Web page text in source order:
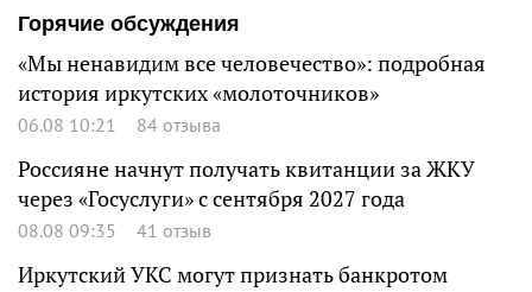
Горячие обсуждения
«Мы ненавидим все человечество»: подробная
история иркутских «молоточников»
06.08 10:21 84 отзыва
Россияне начнут получать квитанции за ЖКУ
через «Госуслуги» с сентября 2027 года
08.08 09:35 41 отзыв
Иркутский УКС могут признать банкротом